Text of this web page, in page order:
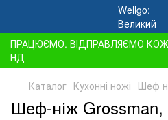
ПРАЦЮЄМО. ВІДПРАВЛЯЄМО
НД
Каталог Кухонні ножі Шеф
Шеф-ніж Grossman,